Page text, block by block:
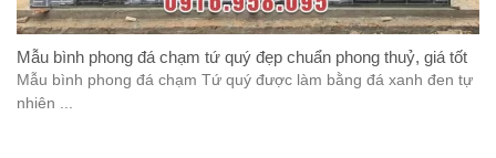
Mẫu bình phong đá chạm tứ quý đẹp chuẩn phong thuỷ, giá tốt
Mẫu bình phong đá chạm Tứ quý được làm bằng đá xanh đen tự
nhiên ...